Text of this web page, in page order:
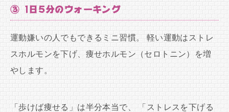
③ 1日5分のウォーキング
運動嫌いの人でもできるミニ習慣。 軽い運動はストレ
スホルモンを下げ、痩せホルモン（セロトニン）を増
やします。
「歩けば痩せる」は半分本当で、 「ストレスを下げる